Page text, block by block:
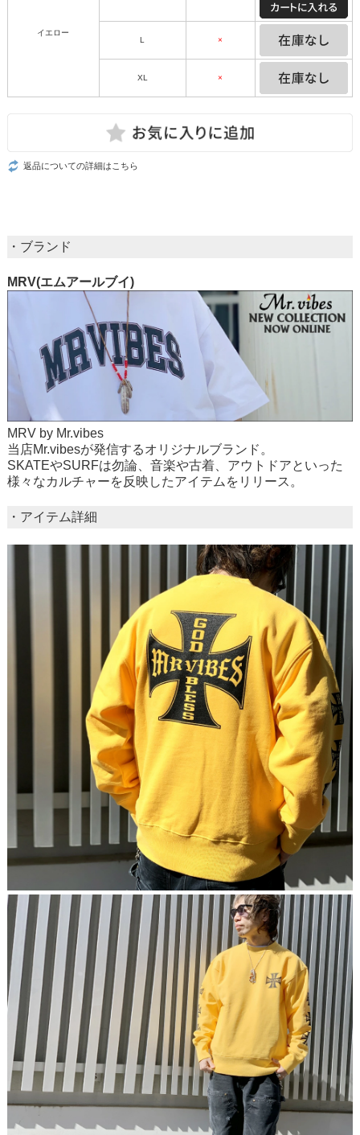
イエロー
L ×
XL ×
返品についての詳細はこちら
・ブランド
MRV(エムアールブイ)
MRV by Mr.vibes
当店Mr.vibesが発信するオリジナルブランド。
SKATEやSURFは勿論、音楽や古着、アウトドアといった
様々なカルチャーを反映したアイテムをリリース。
・アイテム詳細